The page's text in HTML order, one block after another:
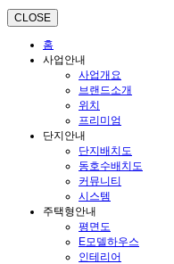
CLOSE
홈
사업안내
사업개요
브랜드소개
위치
프리미엄
단지안내
단지배치도
동호수배치도
커뮤니티
시스템
주택형안내
평면도
E모델하우스
인테리어